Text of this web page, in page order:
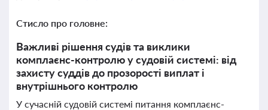
Стисло про головне:
Важливі рішення судів та виклики
комплаєнс-контролю у судовій системі: від
захисту суддів до прозорості виплат і
внутрішнього контролю
У сучасній судовій системі питання комплаєнс-